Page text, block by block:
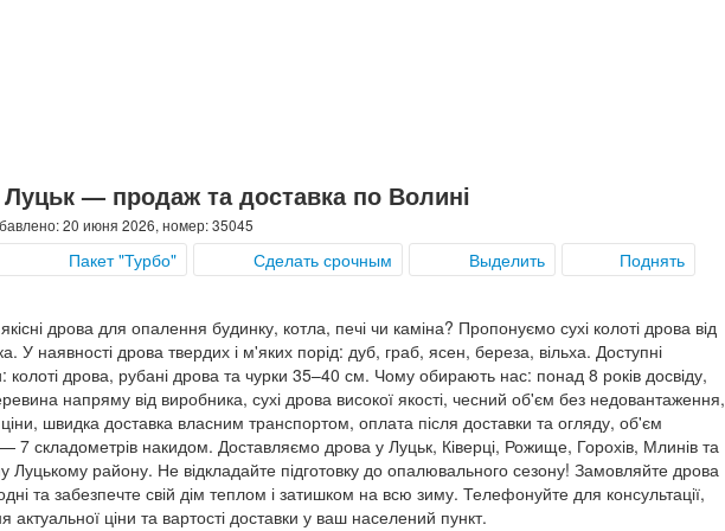
— продаж та доставка по Волині
20 июня 2026, номер: 35045
Пакет "Турбо" Сделать срочным Выделить Поднять
дрова для опалення будинку, котла, печі чи каміна? Пропонуємо сухі колоті дрова від
У наявності дрова твердих і м'яких порід: дуб, граб, ясен, береза, вільха. Доступні
дрова, рубані дрова та чурки 35–40 см. Чому обирають нас: понад 8 років досвіду,
напряму від виробника, сухі дрова високої якості, чесний об'єм без недовантаження,
ціни, швидка доставка власним транспортом, оплата після доставки та огляду, об'єм
7 складометрів накидом. Доставляємо дрова у Луцьк, Ківерці, Рожище, Горохів, Млинів та
Луцькому району. Не відкладайте підготовку до опалювального сезону! Замовляйте дрова
та забезпечте свій дім теплом і затишком на всю зиму. Телефонуйте для консультації,
актуальної ціни та вартості доставки у ваш населений пункт.